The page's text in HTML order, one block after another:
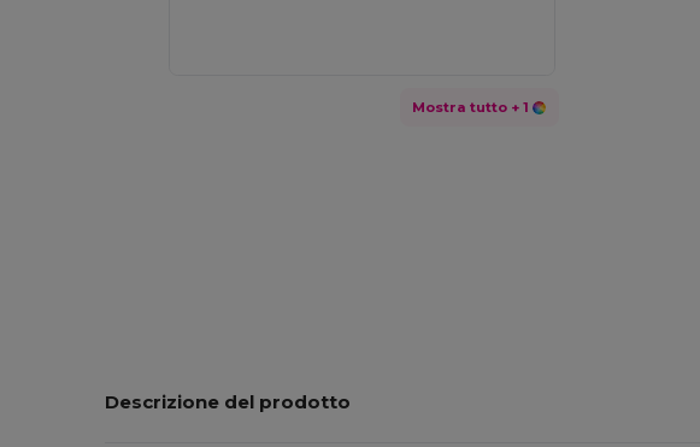
Mostra tutto + 1
Descrizione del prodotto